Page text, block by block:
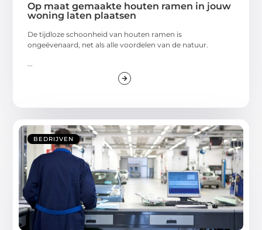
Op maat gemaakte houten ramen in jouw
woning laten plaatsen
De tijdloze schoonheid van houten ramen is
ongeëvenaard, net als alle voordelen van de natuur.
...
BEDRIJVEN